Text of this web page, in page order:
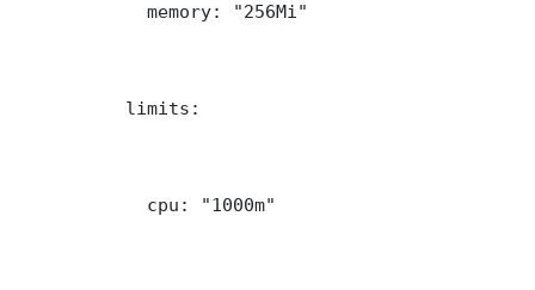
            memory: "256Mi"
          limits:
            cpu: "1000m"